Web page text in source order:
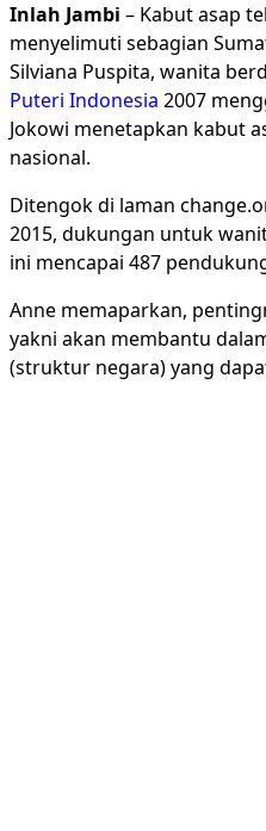
Inlah Jambi – Kabut asap
menyelimuti sebagian
Silviana Puspita, wanita
Puteri Indonesia 2007
Jokowi menetapkan kabut
nasional.
Ditengok di laman
2015, dukungan untuk
ini mencapai 487
Anne memaparkan,
yakni akan membantu
(struktur negara) yang